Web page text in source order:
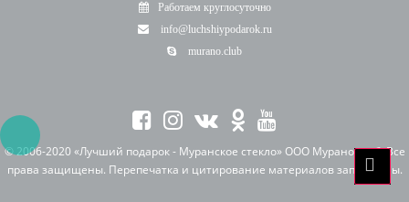
Работаем круглосуточно
info@luchshiypodarok.ru
murano.club
© 2006-2020 «Лучший подарок - Муранское стекло» ООО Мурано клуб. Все
права защищены. Перепечатка и цитирование материалов запрещены.